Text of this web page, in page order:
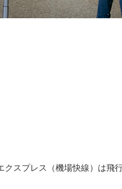
スプレス（機場快線）は飛